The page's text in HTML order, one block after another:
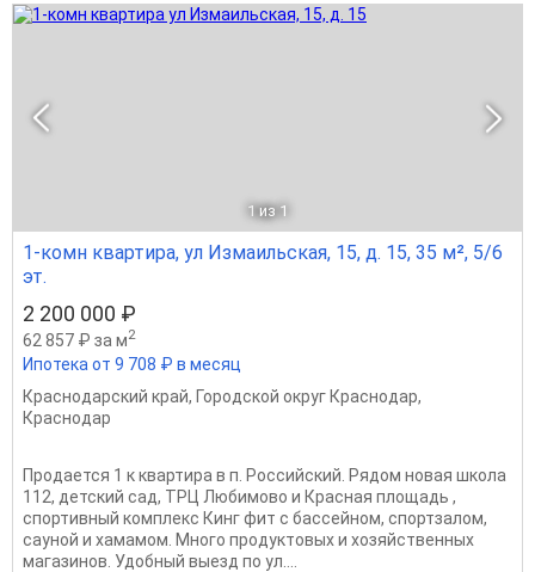
1 из 1
1-комн квартира, ул Измаильская, 15, д. 15, 35 м², 5/6
эт.
2 200 000 ₽
62 857 ₽ за м2
Ипотека от 9 708 ₽ в месяц
Краснодарский край, Городской округ Краснодар,
Краснодар
Продается 1 к квартира в п. Российский. Рядом новая школа
112, детский сад, ТРЦ Любимово и Красная площадь ,
спортивный комплекс Кинг фит с бассейном, спортзалом,
сауной и хамамом. Много продуктовых и хозяйственных
магазинов. Удобный выезд по ул....